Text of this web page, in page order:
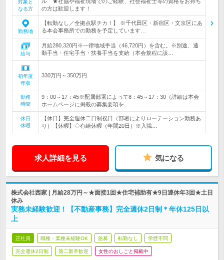
対象と
なる方
の方は歓迎します！
勤務地
【転勤なし／全拠点駅チカ！】 ※千代田区・新宿区・文京区にあ
る本会事務所での勤務を予定しています…
給与
月給280,320円※一律地域手当（46,720円）を含む。※別途、通
勤手当・住宅手当・扶養手当を支給（本会規程に該…
初年度
年収
330万円～350万円
勤務
時間
9：00～17：45※配属部署によって8：45～17：30（詳細は本会
ホームページに掲載の募集要項を…
休日
休暇
【休日】完全週休二日制祝日（部署によりローテーション勤務あ
り）【休暇】◇有給休暇（年間20日）※入職…
求人詳細を見る 気になる
株式会社西家 | 月給28万円～★面接1回★住宅補助有★9日連休年3回★土日
休み
実務未経験歓迎！【不動産事務】完全週休2日制＊年休125日以
上
正社員 職種・業種未経験OK 急募 転勤なし 学歴不問
完全週休2日制 第二新卒歓迎 女性のおしごと掲載中